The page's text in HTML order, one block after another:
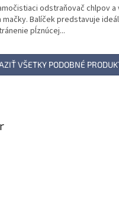
odstraňovač chlpov a
Balíček predstavuje
pĺznúcej...
VŠETKY PODOBNÉ